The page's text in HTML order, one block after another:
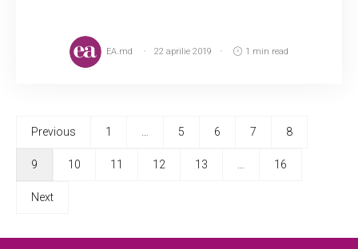
EA.md 22 aprilie 2019 1 min read
Previous 1 5 6 7 8
9 10 11 12 13 16
Next